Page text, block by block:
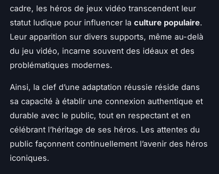
cadre, les héros de jeux vidéo transcendent leur
statut ludique pour influencer la culture populaire.
Leur apparition sur divers supports, même au-delà
du jeu vidéo, incarne souvent des idéaux et des
problématiques modernes.
Ainsi, la clef d’une adaptation réussie réside dans
sa capacité à établir une connexion authentique et
durable avec le public, tout en respectant et en
célébrant l’héritage de ses héros. Les attentes du
public façonnent continuellement l’avenir des héros
iconiques.